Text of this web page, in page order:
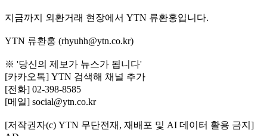
지금까지 외환거래 현장에서 YTN 류환홍입니다.
YTN 류환홍 (rhyuhh@ytn.co.kr)
※ '당신의 제보가 뉴스가 됩니다'
[카카오톡] YTN 검색해 채널 추가
[전화] 02-398-8585
[메일] social@ytn.co.kr
[저작권자(c) YTN 무단전재, 재배포 및 AI 데이터 활용 금지]